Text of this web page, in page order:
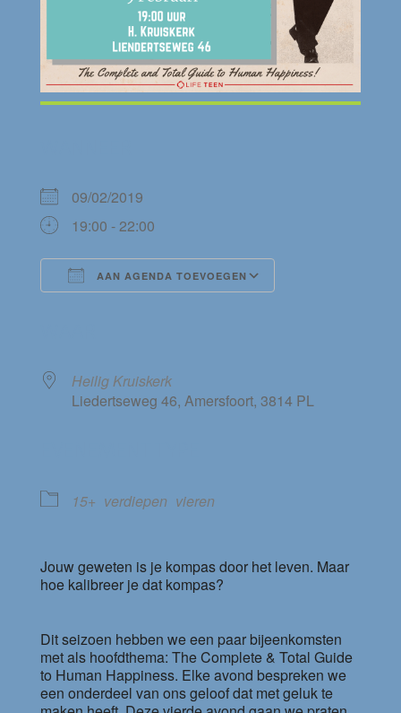
09/02/2019
19:00 - 22:00
AAN AGENDA TOEVOEGEN
Heilig Kruiskerk
Liedertseweg 46, Amersfoort, 3814 PL
15+ verdiepen vieren
Jouw geweten is je kompas door het leven. Maar
hoe kalibreer je dat kompas?
Dit seizoen hebben we een paar bijeenkomsten
met als hoofdthema: The Complete & Total Guide
to Human Happiness. Elke avond bespreken we
een onderdeel van ons geloof dat met geluk te